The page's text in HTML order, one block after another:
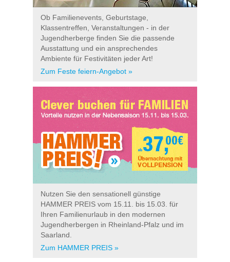
Ob Familienevents, Geburtstage,
Klassentreffen, Veranstaltungen - in der
Jugendherberge finden Sie die passende
Ausstattung und ein ansprechendes
Ambiente für Festivitäten jeder Art!
Zum Feste feiern-Angebot »
Nutzen Sie den sensationell günstige
HAMMER PREIS vom 15.11. bis 15.03. für
Ihren Familienurlaub in den modernen
Jugendherbergen in Rheinland-Pfalz und im
Saarland.
Zum HAMMER PREIS »